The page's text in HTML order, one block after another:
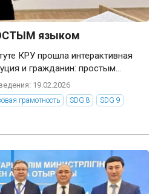
языком
КРУ прошла интерактивная
и гражданин: простым...
19.02.2026
грамотность SDG 8
SDG 9